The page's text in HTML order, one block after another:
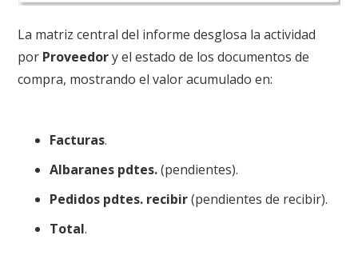
La matriz central del informe desglosa la actividad
por Proveedory el estado de los documentos de
compra, mostrando el valor acumulado en:
Facturas.
Albaranes pdtes.(pendientes).
Pedidos pdtes. recibir(pendientes de recibir).
Total.